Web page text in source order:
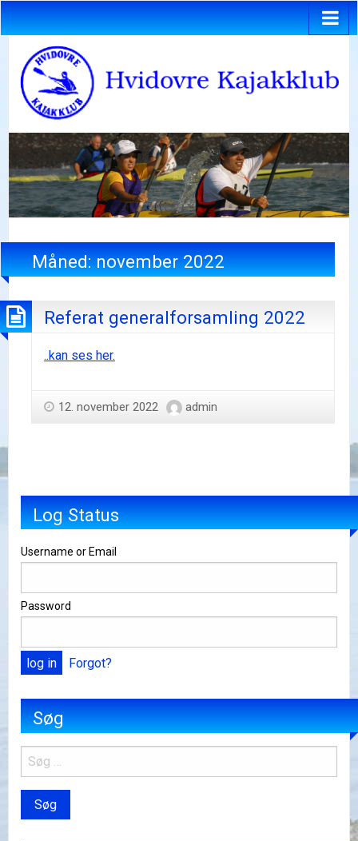
Måned:november 2022
Referat generalforsamling 2022
..kan ses her.
12. november 2022 admin
Log Status
Username or Email
Password
Forgot?
Søg